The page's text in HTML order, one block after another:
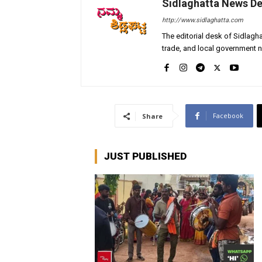
Sidlaghatta News
http://www.sidlaghatta.com
The editorial desk of
trade, and local government
Share Facebook
JUST PUBLISHED